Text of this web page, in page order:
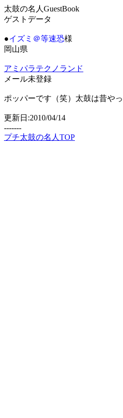
太鼓の名人GuestBook
ゲストデータ
●イズミ＠等速恐様
岡山県
アミパラテクノランド
メール未登録
ポッパーです（笑）太鼓は昔やっ
更新日:2010/04/14
-------
プチ太鼓の名人TOP